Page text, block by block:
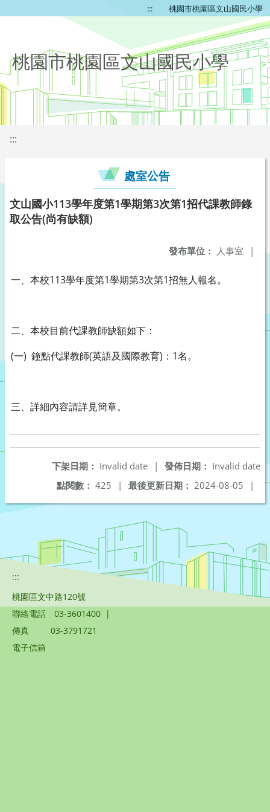
::: 桃園市桃園區文山國民小學
桃園市桃園區文山國民小學
:::
處室公告
文山國小113學年度第1學期第3次第1招代課教師錄
取公告(尚有缺額)
發布單位： 人事室 |
一、本校113學年度第1學期第3次第1招無人報名。
二、本校目前代課教師缺額如下：
(一) 鐘點代課教師(英語及國際教育)：1名。
三、詳細內容請詳見簡章。
發佈日期： Invalid date
下架日期： Invalid date
|
最後更新日期： 2024-08-05 |
點閱數： 425 |
:::
桃園區文中路120號
聯絡電話
03-3601400 |
傳真
03-3791721
電子信箱